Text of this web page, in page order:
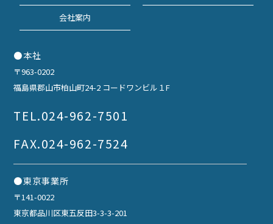
会社案内
●本社
〒963-0202
福島県郡山市柏山町24-2 コードワンビル１F
TEL.024-962-7501
FAX.024-962-7524
●東京事業所
〒141-0022
東京都品川区東五反田3-3-3-201